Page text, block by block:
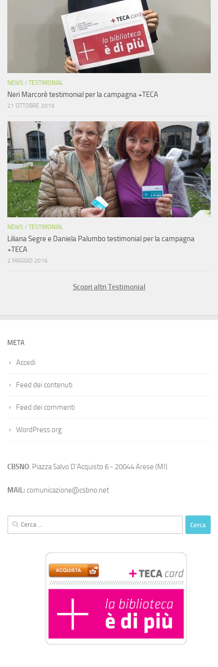
NEWS / TESTIMONIAL
Neri Marcorè testimonial per la campagna +TECA
21 OTTOBRE 2019
NEWS / TESTIMONIAL
Liliana Segre e Daniela Palumbo testimonial per la campagna
+TECA
2 MAGGIO 2016
Scopri altri Testimonial
META
Accedi
Feed dei contenuti
Feed dei commenti
WordPress.org
CBSNO: Piazza Salvo D'Acquisto 6 - 20044 Arese (MI)
MAIL: comunicazione@csbno.net
Ricerca
per: